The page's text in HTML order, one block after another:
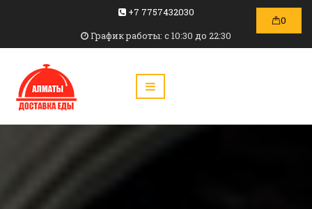
+7 7757432030
График работы: c 10:30 до 22:30
0